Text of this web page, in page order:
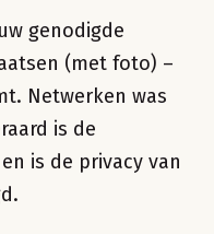
genodigde
(met foto) –
Netwerken was
is de
is de privacy van